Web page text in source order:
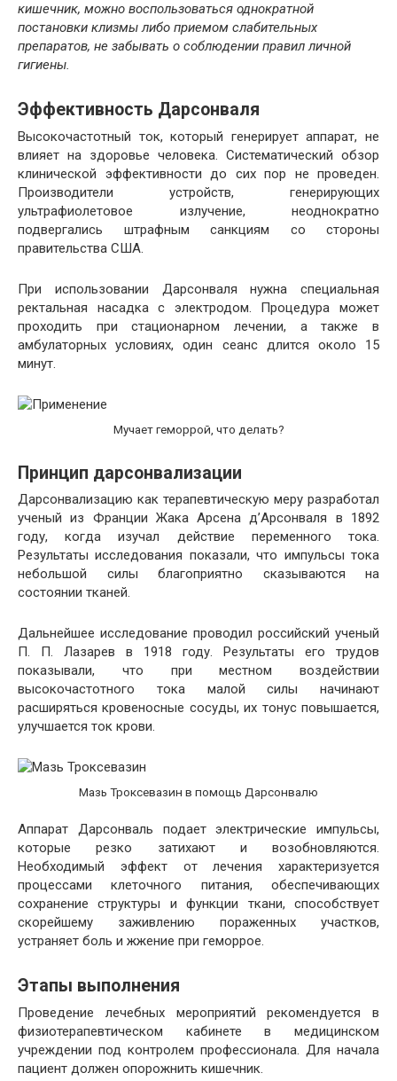
кишечник, можно воспользоваться однократной
постановки клизмы либо приемом слабительных
препаратов, не забывать о соблюдении правил личной
гигиены.
Эффективность Дарсонваля
Высокочастотный ток, который генерирует аппарат, не
влияет на здоровье человека. Систематический обзор
клинической эффективности до сих пор не проведен.
Производители устройств, генерирующих
ультрафиолетовое излучение, неоднократно
подвергались штрафным санкциям со стороны
правительства США.
При использовании Дарсонваля нужна специальная
ректальная насадка с электродом. Процедура может
проходить при стационарном лечении, а также в
амбулаторных условиях, один сеанс длится около 15
минут.
Мучает геморрой, что делать?
Принцип дарсонвализации
Дарсонвализацию как терапевтическую меру разработал
ученый из Франции Жака Арсена д’Арсонваля в 1892
году, когда изучал действие переменного тока.
Результаты исследования показали, что импульсы тока
небольшой силы благоприятно сказываются на
состоянии тканей.
Дальнейшее исследование проводил российский ученый
П. П. Лазарев в 1918 году. Результаты его трудов
показывали, что при местном воздействии
высокочастотного тока малой силы начинают
расширяться кровеносные сосуды, их тонус повышается,
улучшается ток крови.
Мазь Троксевазин в помощь Дарсонвалю
Аппарат Дарсонваль подает электрические импульсы,
которые резко затихают и возобновляются.
Необходимый эффект от лечения характеризуется
процессами клеточного питания, обеспечивающих
сохранение структуры и функции ткани, способствует
скорейшему заживлению пораженных участков,
устраняет боль и жжение при геморрое.
Этапы выполнения
Проведение лечебных мероприятий рекомендуется в
физиотерапевтическом кабинете в медицинском
учреждении под контролем профессионала. Для начала
пациент должен опорожнить кишечник.